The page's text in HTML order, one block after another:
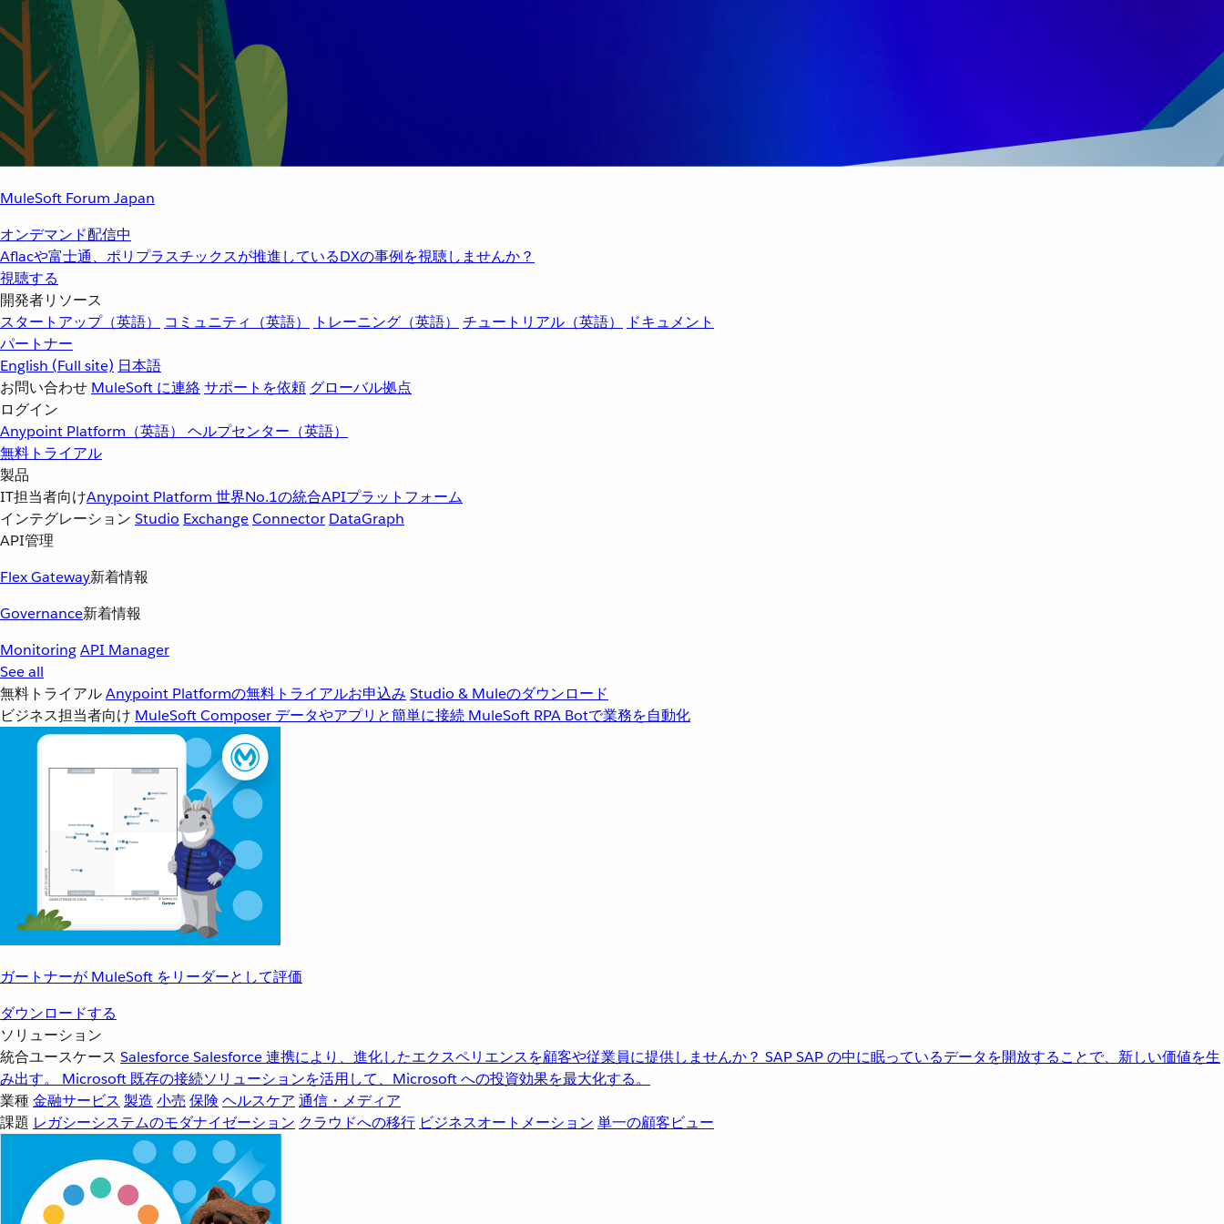
MuleSoft Forum Japan
オンデマンド配信中
Aflacや富士通、ポリプラスチックスが推進しているDXの事例を視聴しませんか？
視聴する
開発者リソース
スタートアップ（英語）
コミュニティ（英語） トレーニング（英語） チュートリアル（英語）
ドキュメント
パートナー
English (Full site) 日本語
お問い合わせ MuleSoft に連絡サポートを依頼 グローバル拠点
ログイン
Anypoint Platform（英語） ヘルプセンター（英語）
無料トライアル
製品
IT担当者向けAnypoint Platform 世界No.1の統合APIプラットフォーム
インテグレーション Studio ExchangeConnector DataGraph
API管理
Flex Gateway新着情報
Governance新着情報
MonitoringAPI Manager
See all
無料トライアルAnypoint Platformの無料トライアルお申込み Studio & Muleのダウンロード
ビジネス担当者向け MuleSoft Composer データやアプリと簡単に接続 MuleSoft RPA Botで業務を自動化
ガートナーが MuleSoft をリーダーとして評価
ダウンロードする
ソリューション
統合ユースケース SalesforceSalesforce 連携により、進化したエクスペリエンスを顧客や従業員に提供しませんか？ SAPSAP の中に眠っているデータを開放することで、新しい価値を生
み出す。
Microsoft 既存の接続ソリューションを活用して、Microsoft への投資効果を最大化する。
業種金融サービス 製造 小売 保険 ヘルスケア 通信・メディア
課題 レガシーシステムのモダナイゼーション クラウドへの移行 ビジネスオートメーション 単一の顧客ビュー